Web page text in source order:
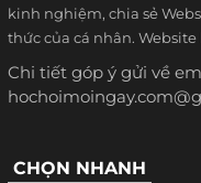
kinh nghiệm, chia sẻ
thức của cá nhân.
Chi tiết góp ý gửi về
CHỌN NHANH